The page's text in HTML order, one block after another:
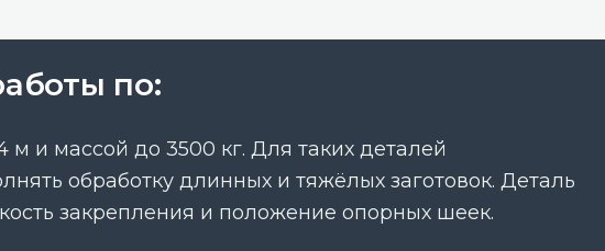
по:
и массой до 3500 кг. Для таких деталей
обработку длинных и тяжёлых заготовок. Деталь
закрепления и положение опорных шеек.